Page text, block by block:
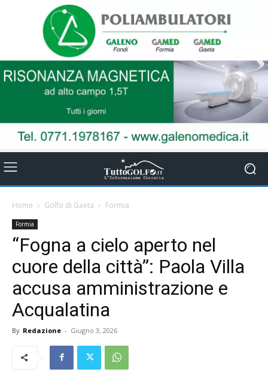
Home Golfo di Gaeta Formia
Formia
“Fogna a cielo aperto nel
cuore della città”: Paola Villa
accusa amministrazione e
Acqualatina
By Redazione - Giugno 3, 2026